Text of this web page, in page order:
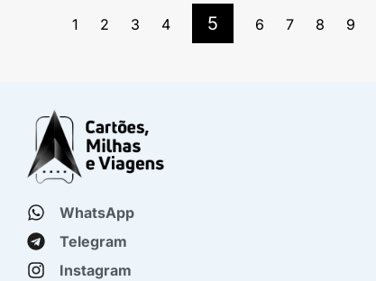
1 2 3 4 5 6 7 8 9
WhatsApp
Telegram
Instagram